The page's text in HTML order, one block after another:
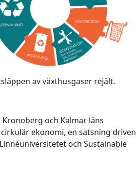
av växthusgaser rejält.
och Kalmar läns
ekonomi, en satsning driven
och Sustainable